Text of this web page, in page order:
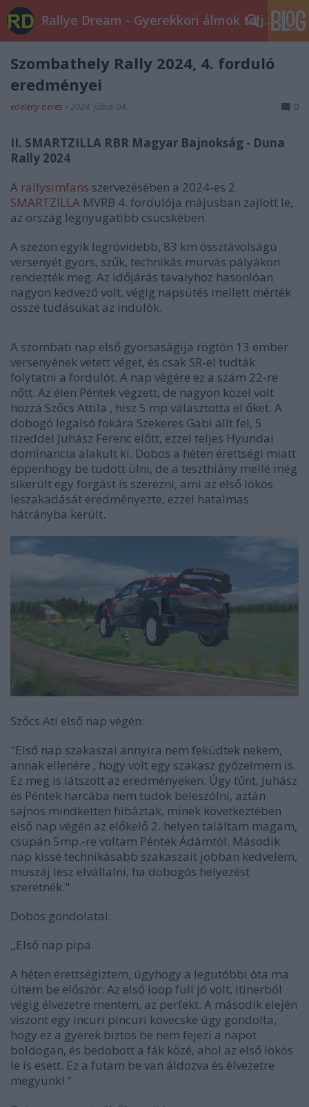
Rallye Dream - Gyerekkori álmok teljesüljetek!
Szombathely Rally 2024, 4. forduló
eredményei
edeleny beres • 2024. július 04. 0
II. SMARTZILLA RBR Magyar Bajnokság - Duna
Rally 2024
A rallysimfans szervezésében a 2024-es 2.
SMARTZILLA MVRB 4. fordulója májusban zajlott le,
az ország legnyugatibb csücskében.
A szezon egyik legrövidebb, 83 km össztávolságú
versenyét gyors, szűk, technikás murvás pályákon
rendezték meg. Az időjárás tavalyhoz hasonlóan
nagyon kedvező volt, végig napsütés mellett mérték
össze tudásukat az indulók.
A szombati nap első gyorsaságija rögtön 13 ember
versenyének vetett véget, és csak SR-el tudták
folytatni a fordulót. A nap végére ez a szám 22-re
nőtt. Az élen Péntek végzett, de nagyon közel volt
hozzá Szőcs Attila , hisz 5 mp választotta el őket. A
dobogó legalsó fokára Szekeres Gabi állt fel, 5
tizeddel Juhász Ferenc előtt, ezzel teljes Hyundai
dominancia alakult ki. Dobos a héten érettségi miatt
éppenhogy be tudott ülni, de a teszthiány mellé még
sikerült egy forgást is szerezni, ami az első lökös
leszakadását eredményezte, ezzel hatalmas
hátrányba került.
Szőcs Ati első nap végén:
"Első nap szakaszai annyira nem feküdtek nekem,
annak ellenére , hogy volt egy szakasz győzelmem is.
Ez meg is látszott az eredményeken. Úgy tűnt, Juhász
és Péntek harcába nem tudok beleszólni, aztán
sajnos mindketten hibáztak, minek következtében
első nap végén az előkelő 2. helyen találtam magam,
csupán 5mp.-re voltam Péntek Ádámtól. Második
nap kissé technikásabb szakaszait jobban kedvelem,
muszáj lesz elvállalni, ha dobogós helyezést
szeretnék."
Dobos gondolatai:
,,Első nap pipa.
A héten érettségiztem, úgyhogy a legutóbbi óta ma
ültem be először. Az első loop full jó volt, itinerből
végig élvezetre mentem, az perfekt. A második elején
viszont egy incuri pincuri kövecske úgy gondolta,
hogy ez a gyerek biztos be nem fejezi a napot
boldogan, és bedobott a fák közé, ahol az első lökös
le is esett. Ez a futam be van áldozva és élvezetre
megyünk! "